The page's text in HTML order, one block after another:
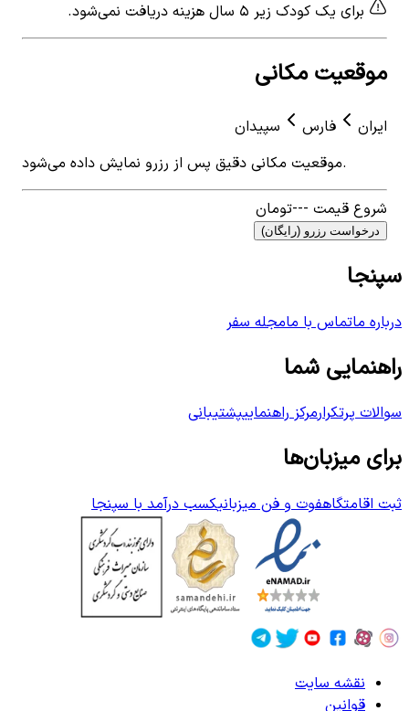
برای یک کودک زیر ۵ سال هزینه دریافت نمی‌شود.
موقعیت مکانی
ایران فارس
سپیدان
موقعیت مکانی دقیق پس از رزرو نمایش داده می‌شود.
شروع قیمت ---تومان
درخواست رزرو (رایگان)
سپنجا
درباره ماتماس با مامجله سفر
راهنمایی شما
سوالات پرتکرارمرکز راهنماییپشتیبانی
برای میزبان‌ها
ثبت اقامتگاهفوت و فن میزبانیکسب درآمد با سپنجا
نقشه سایت
قوانین